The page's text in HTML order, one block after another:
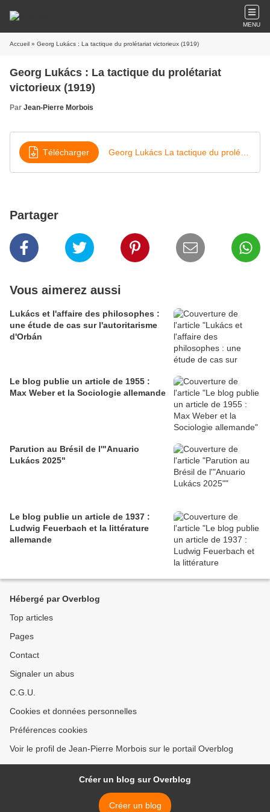
MENU
Accueil » Georg Lukács : La tactique du prolétariat victorieux (1919)
Georg Lukács : La tactique du prolétariat
victorieux (1919)
Par Jean-Pierre Morbois
Télécharger
Partager
Vous aimerez aussi
Lukács et l'affaire des philosophes :
une étude de cas sur l'autoritarisme
d'Orbán
Le blog publie un article de 1955 :
Max Weber et la Sociologie allemande
Parution au Brésil de l'"Anuario
Lukács 2025"
Le blog publie un article de 1937 :
Ludwig Feuerbach et la littérature
allemande
Hébergé par Overblog
Top articles
Pages
Contact
Signaler un abus
C.G.U.
Cookies et données personnelles
Préférences cookies
Voir le profil de Jean-Pierre Morbois sur le portail Overblog
Créer un blog sur Overblog
Créer un blog